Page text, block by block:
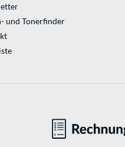
und Tonerfinder